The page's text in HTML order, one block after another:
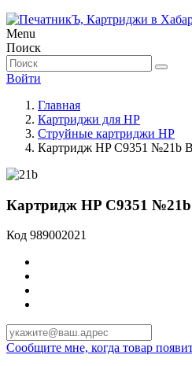
Menu
Поиск
Войти
Главная
Картриджи для HP
Струйные картриджи HP
Картридж HP C9351 №21b
Картридж HP C9351
Код 989002021
Сообщите мне, когда товар